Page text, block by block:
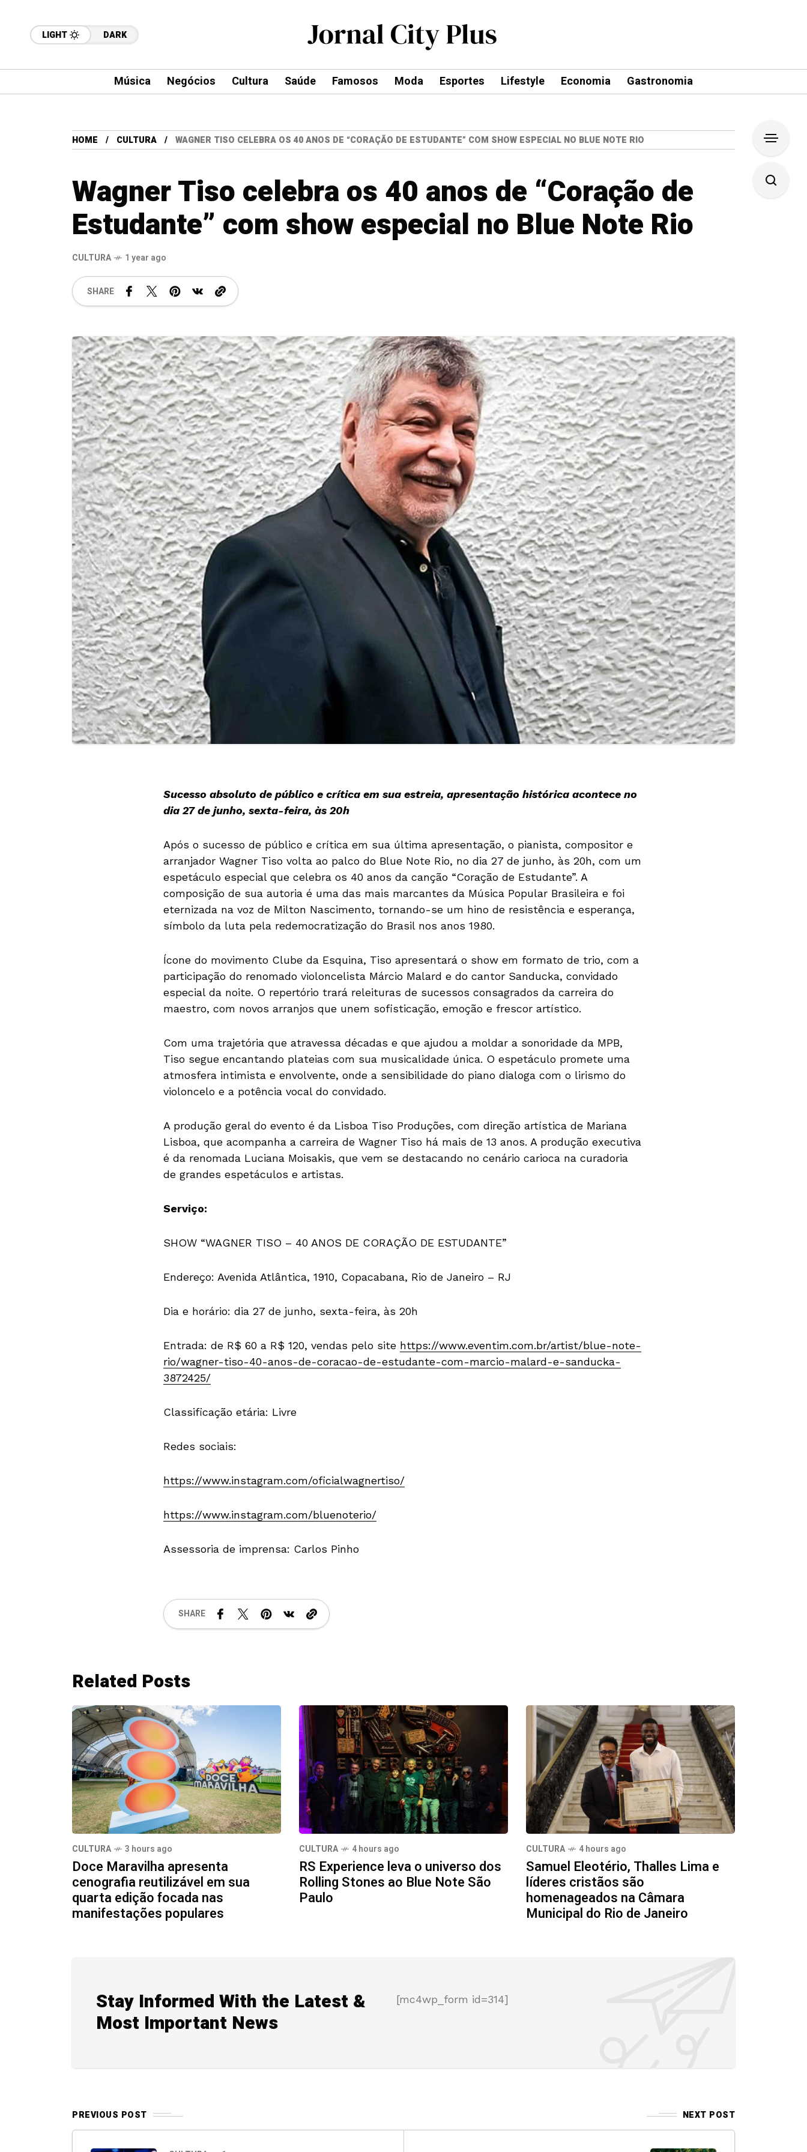
LIGHT DARK
Música Negócios Cultura Saúde Famosos Moda Esportes Lifestyle Economia Gastronomia
HOME CULTURA WAGNER TISO CELEBRA OS 40 ANOS DE “CORAÇÃO DE ESTUDANTE” COM SHOW ESPECIAL NO BLUE NOTE RIO
Wagner Tiso celebra os 40 anos de “Coração de
Estudante” com show especial no Blue Note Rio
CULTURA 1 year ago
SHARE
Sucesso absoluto de público e crítica em sua estreia, apresentação histórica acontece no
dia 27 de junho, sexta-feira, às 20h
Após o sucesso de público e crítica em sua última apresentação, o pianista, compositor e
arranjador Wagner Tiso volta ao palco do Blue Note Rio, no dia 27 de junho, às 20h, com um
espetáculo especial que celebra os 40 anos da canção “Coração de Estudante”. A
composição de sua autoria é uma das mais marcantes da Música Popular Brasileira e foi
eternizada na voz de Milton Nascimento, tornando-se um hino de resistência e esperança,
símbolo da luta pela redemocratização do Brasil nos anos 1980.
Ícone do movimento Clube da Esquina, Tiso apresentará o show em formato de trio, com a
participação do renomado violoncelista Márcio Malard e do cantor Sanducka, convidado
especial da noite. O repertório trará releituras de sucessos consagrados da carreira do
maestro, com novos arranjos que unem sofisticação, emoção e frescor artístico.
Com uma trajetória que atravessa décadas e que ajudou a moldar a sonoridade da MPB,
Tiso segue encantando plateias com sua musicalidade única. O espetáculo promete uma
atmosfera intimista e envolvente, onde a sensibilidade do piano dialoga com o lirismo do
violoncelo e a potência vocal do convidado.
A produção geral do evento é da Lisboa Tiso Produções, com direção artística de Mariana
Lisboa, que acompanha a carreira de Wagner Tiso há mais de 13 anos. A produção executiva
é da renomada Luciana Moisakis, que vem se destacando no cenário carioca na curadoria
de grandes espetáculos e artistas.
Serviço:
SHOW “WAGNER TISO – 40 ANOS DE CORAÇÃO DE ESTUDANTE”
Endereço: Avenida Atlântica, 1910, Copacabana, Rio de Janeiro – RJ
Dia e horário: dia 27 de junho, sexta-feira, às 20h
Entrada: de R$ 60 a R$ 120, vendas pelo site https://www.eventim.com.br/artist/blue-note-
rio/wagner-tiso-40-anos-de-coracao-de-estudante-com-marcio-malard-e-sanducka-
3872425/
Classificação etária: Livre
Redes sociais:
https://www.instagram.com/oficialwagnertiso/
https://www.instagram.com/bluenoterio/
Assessoria de imprensa: Carlos Pinho
SHARE
Related Posts
CULTURA 3 hours ago
Doce Maravilha apresenta
cenografia reutilizável em sua
quarta edição focada nas
manifestações populares
CULTURA 4 hours ago
RS Experience leva o universo dos
Rolling Stones ao Blue Note São
Paulo
CULTURA 4 hours ago
Samuel Eleotério, Thalles Lima e
líderes cristãos são
homenageados na Câmara
Municipal do Rio de Janeiro
Stay Informed With the Latest &
Most Important News
[mc4wp_form id=314]
PREVIOUS POST NEXT POST